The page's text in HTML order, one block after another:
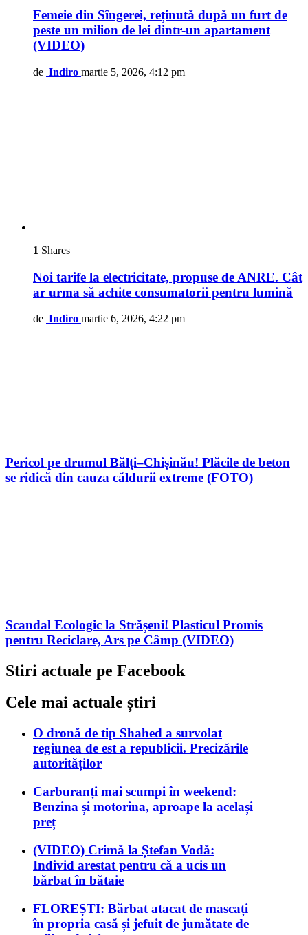
Femeie din Sîngerei, reținută după un furt de
peste un milion de lei dintr-un apartament
(VIDEO)
de Indiro martie 5, 2026, 4:12 pm
1 Shares
Noi tarife la electricitate, propuse de ANRE. Cât
ar urma să achite consumatorii pentru lumină
de Indiro martie 6, 2026, 4:22 pm
Pericol pe drumul Bălți–Chișinău! Plăcile de beton
se ridică din cauza căldurii extreme (FOTO)
Scandal Ecologic la Strășeni! Plasticul Promis
pentru Reciclare, Ars pe Câmp (VIDEO)
Stiri actuale pe Facebook
Cele mai actuale știri
O dronă de tip Shahed a survolat
regiunea de est a republicii. Precizările
autorităților
Carburanți mai scumpi în weekend:
Benzina și motorina, aproape la același
preț
(VIDEO) Crimă la Ștefan Vodă:
Individ arestat pentru că a ucis un
bărbat în bătaie
FLOREȘTI: Bărbat atacat de mascați
în propria casă și jefuit de jumătate de